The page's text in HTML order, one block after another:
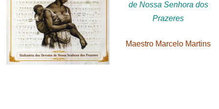
de Nossa Senhora dos
Prazeres
Maestro Marcelo Martins